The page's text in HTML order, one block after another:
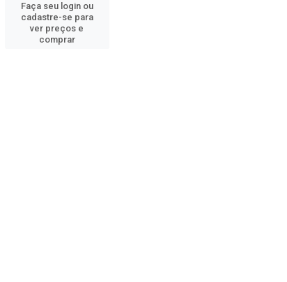
Faça seu login ou
cadastre-se para
ver preços e
comprar